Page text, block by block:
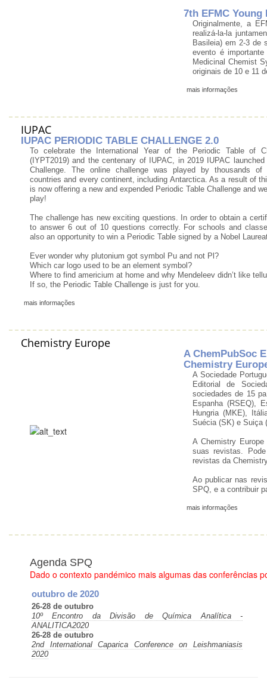
7th EFMC
Originalmente, a
realizá-la-la
Basileia) em 2-3 de
evento é
Medicinal Chemist
originais de 10 e 11
mais informações
IUPAC
IUPAC PERIODIC TABLE CHALLENGE 2.0
To celebrate the International Year of the Periodic Table of
(IYPT2019) and the centenary of IUPAC, in 2019 IUPAC
Challenge. The online challenge was played by thousands of
countries and every continent, including Antarctica. As a result of
is now offering a new and expended Periodic Table Challenge and
play!
The challenge has new exciting questions. In order to obtain a
to answer 6 out of 10 questions correctly. For schools and
also an opportunity to win a Periodic Table signed by a Nobel
Ever wonder why plutonium got symbol Pu and not Pl?
Which car logo used to be an element symbol?
Where to find americium at home and why Mendeleev didn’t like
If so, the Periodic Table Challenge is just for you.
mais informações
Chemistry Europe
A ChemPubSoc
Chemistry
A Sociedade
Editorial de
sociedades de 15
Espanha (RSEQ),
Hungria (MKE),
Suécia (SK) e Suiça
A Chemistry
suas revistas.
revistas da
Ao publicar nas
SPQ, e a contribuir
mais informações
Agenda SPQ
Dado o contexto pandémico mais algumas das conferências
outubro de 2020
26-28 de outubro
10º Encontro da Divisão de Química Analítica -
ANALITICA2020
26-28 de outubro
2nd International Caparica Conference on Leishmaniasis
2020